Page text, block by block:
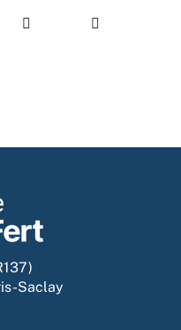
Saclay